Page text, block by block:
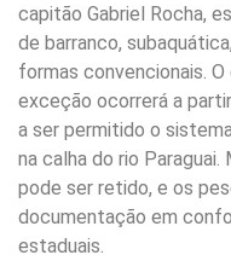
capitão Gabriel Rocha,
de barranco,
formas convencionais.
exceção ocorrerá a
a ser permitido o
na calha do rio
pode ser retido, e os
documentação em
estaduais.